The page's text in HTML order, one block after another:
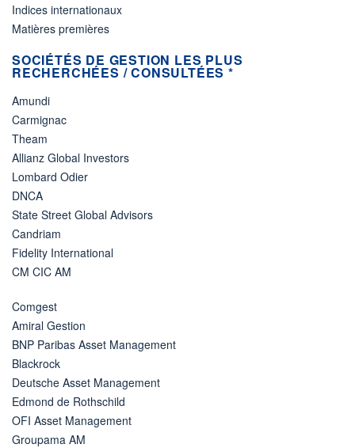
Indices internationaux
Matières premières
SOCIÉTÉS DE GESTION LES PLUS
RECHERCHÉES / CONSULTÉES *
Amundi
Carmignac
Theam
Allianz Global Investors
Lombard Odier
DNCA
State Street Global Advisors
Candriam
Fidelity International
CM CIC AM
Comgest
Amiral Gestion
BNP Paribas Asset Management
Blackrock
Deutsche Asset Management
Edmond de Rothschild
OFI Asset Management
Groupama AM